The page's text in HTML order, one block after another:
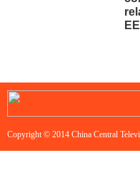
Copyright © 2014 China Central